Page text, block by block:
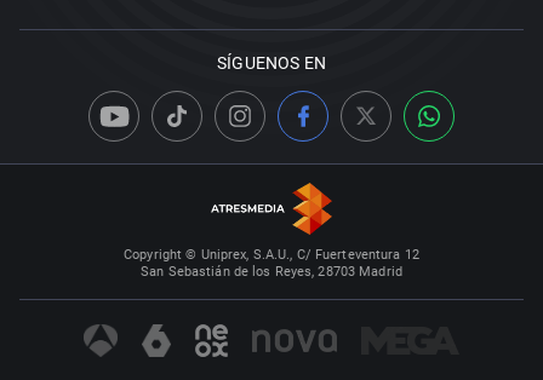
SÍGUENOS EN
Copyright © Uniprex, S.A.U., C/ Fuerteventura 12
San Sebastián de los Reyes, 28703 Madrid